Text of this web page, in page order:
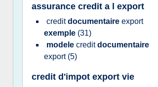
assurance credit a l export
creditdocumentaire export
exemple (31)
modele creditdocumentaire
export (5)
credit d'impot export vie